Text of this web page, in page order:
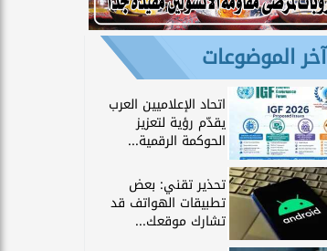
آخر الموضوعات
اتحاد الإعلاميين العرب
يقدّم رؤية لتعزيز
الحوكمة الرقمية...
تحذير تقني: بعض
تطبيقات الهواتف قد
تشارك موقعك...